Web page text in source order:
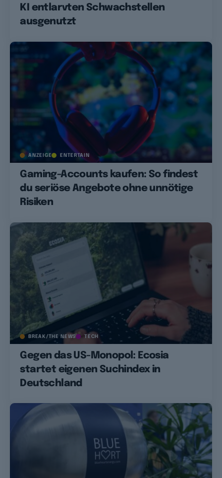
KI entlarvten Schwachstellen
ausgenutzt
ANZEIGE ENTERTAIN
Gaming-Accounts kaufen: So findest
du seriöse Angebote ohne unnötige
Risiken
BREAK/THE NEWS TECH
Gegen das US-Monopol: Ecosia
startet eigenen Suchindex in
Deutschland